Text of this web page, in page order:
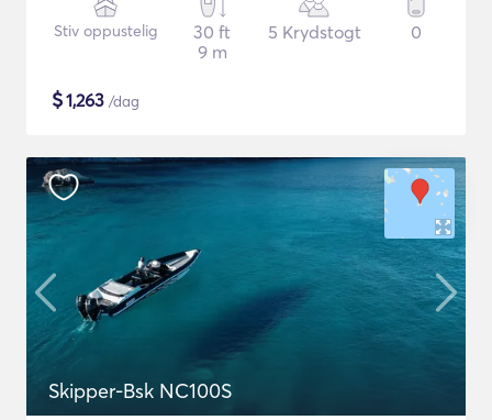
Stiv oppustelig
30 ft
9 m
5 Krydstogt 0
$1,263 /dag
Skipper-Bsk NC100S